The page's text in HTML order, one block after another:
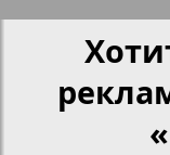
7плюс7я
Авангард